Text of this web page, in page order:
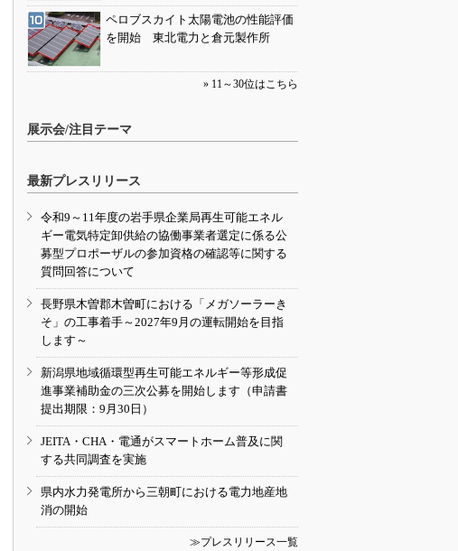
ペロブスカイト太陽電池の性能評価
を開始 東北電力と倉元製作所
» 11～30位はこちら
展示会/注目テーマ
最新プレスリリース
令和9～11年度の岩手県企業局再生可能エネル
ギー電気特定卸供給の協働事業者選定に係る公
募型プロポーザルの参加資格の確認等に関する
質問回答について
長野県木曽郡木曽町における「メガソーラーき
そ」の工事着手～2027年9月の運転開始を目指
します～
新潟県地域循環型再生可能エネルギー等形成促
進事業補助金の三次公募を開始します（申請書
提出期限：9月30日）
JEITA・CHA・電通がスマートホーム普及に関
する共同調査を実施
県内水力発電所から三朝町における電力地産地
消の開始
≫プレスリリース一覧